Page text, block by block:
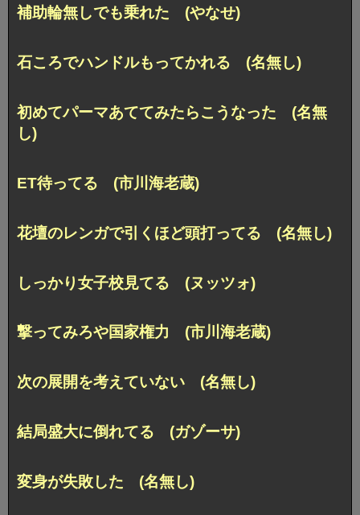
補助輪無しでも乗れた (やなせ)
石ころでハンドルもってかれる (名無し)
初めてパーマあててみたらこうなった (名無
し)
ET待ってる (市川海老蔵)
花壇のレンガで引くほど頭打ってる (名無し)
しっかり女子校見てる (ヌッツォ)
撃ってみろや国家権力 (市川海老蔵)
次の展開を考えていない (名無し)
結局盛大に倒れてる (ガゾーサ)
変身が失敗した (名無し)